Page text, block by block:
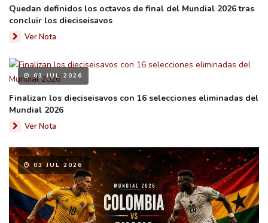
Quedan definidos los octavos de final del Mundial 2026 tras
concluir los dieciseisavos
Ver Nota
03 JUL 2026
Finalizan los dieciseisavos con 16 selecciones eliminadas del
Mundial 2026
Ver Nota
03 JUL 2026